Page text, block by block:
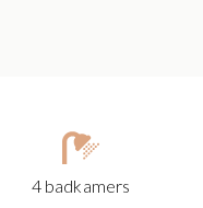
4 badkamers